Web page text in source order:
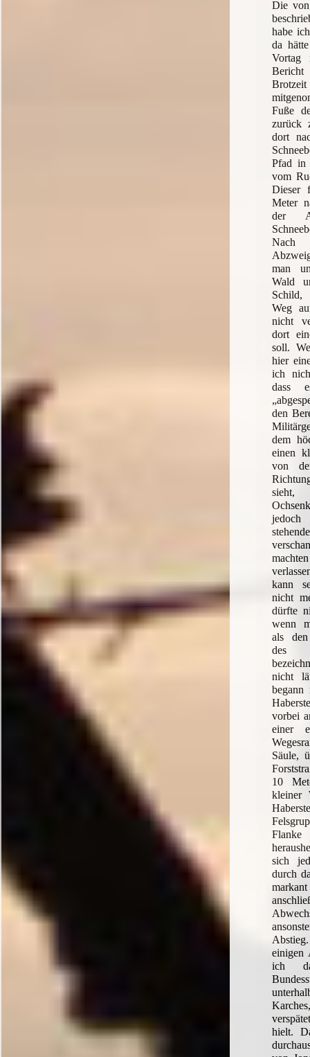
Die
habe
da
Vortag
Bericht
Fuße
zurück
dort
Pfad in
vom
Dieser
Meter
der
Nach
man
Wald
Schild,
Weg
nicht
dort
soll.
hier
ich
dass
den
dem
einen
von
kann
nicht
dürfte
wenn
als
des
nicht
begann
vorbei
einer
Säule,
10
kleiner
sich
durch
einigen
ich
hielt.